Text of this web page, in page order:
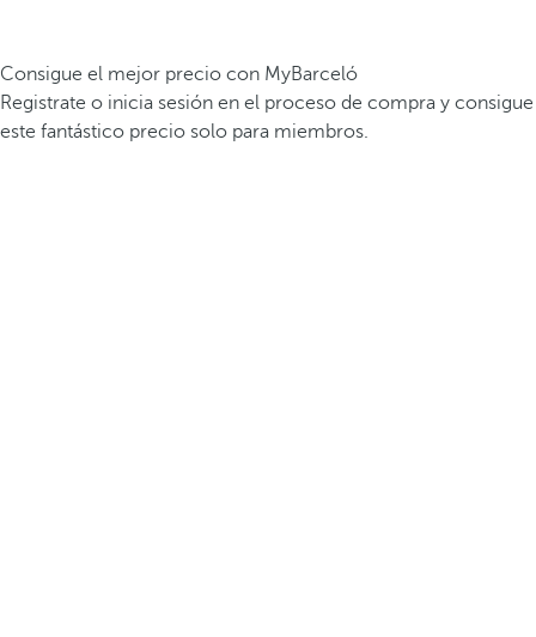
Consigue el mejor precio con MyBarceló
Registrate o inicia sesión en el proceso de compra y consigue
este fantástico precio solo para miembros.